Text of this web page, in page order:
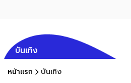
บันเทิง
หน้าแรก บันเทิง